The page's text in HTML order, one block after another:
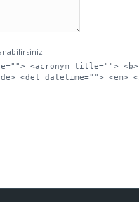
<acronym title=""> <b>
<del datetime=""> <em>